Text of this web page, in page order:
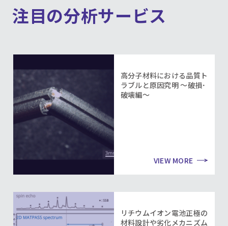
注目の分析サービス
高分子材料における品質ト
ラブルと原因究明 ～破損･
破壊編～
VIEW MORE
リチウムイオン電池正極の
材料設計や劣化メカニズム